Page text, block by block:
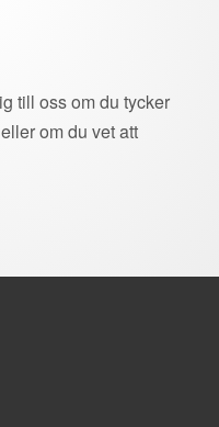
till oss om du tycker
om du vet att